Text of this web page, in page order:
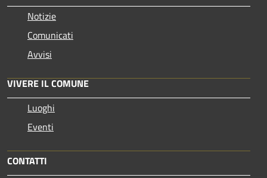
Notizie
Comunicati
Avvisi
VIVERE IL COMUNE
Luoghi
Eventi
CONTATTI